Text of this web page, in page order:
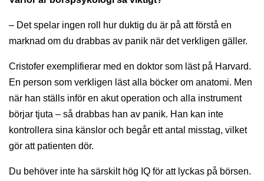
– Det spelar ingen roll hur duktig du är på att förstå en
marknad om du drabbas av panik när det verkligen gäller.
Cristofer exemplifierar med en doktor som läst på Harvard.
En person som verkligen läst alla böcker om anatomi. Men
när han ställs inför en akut operation och alla instrument
börjar tjuta – så drabbas han av panik. Han kan inte
kontrollera sina känslor och begår ett antal misstag, vilket
gör att patienten dör.
Du behöver inte ha särskilt hög IQ för att lyckas på börsen.